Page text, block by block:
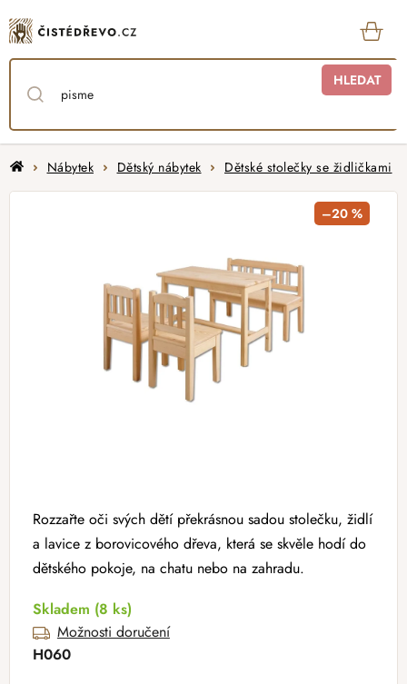
na
obsah
HLEDAT
DomůNábytek Dětský nábytek Dětské stolečky se židličkami
Rozzařte oči svých dětí překrásnou sadou stolečku, židlí
a lavice z borovicového dřeva, která se skvěle hodí do
dětského pokoje, na chatu nebo na zahradu.
Skladem (8 ks)
Možnosti doručení
H060
–20 %